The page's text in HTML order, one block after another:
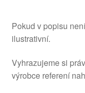
Pokud v popisu
ilustrativní.
Vyhrazujeme si
výrobce referení